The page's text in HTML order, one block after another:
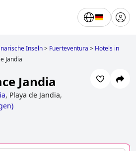
Inseln> Fuerteventura > Hotels in
Jandia
Jandia
, Playa de Jandia,
)